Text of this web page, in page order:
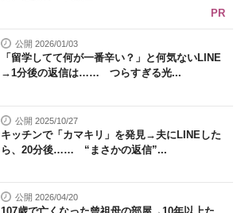
PR
公開 2026/01/03
「留学してて何が一番辛い？」と何気ないLINE
→1分後の返信は…… つらすぎる光...
公開 2025/10/27
キッチンで「カマキリ」を発見→夫にLINEした
ら、20分後…… “まさかの返信”...
公開 2026/04/20